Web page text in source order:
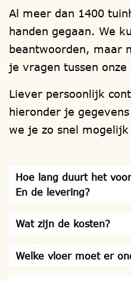
Al meer dan 1400
handen gegaan. We
beantwoorden, maar
je vragen tussen
Liever persoonlijk
hieronder je
we je zo snel
Hoe lang duurt het
En de levering?
Wat zijn de kosten?
Welke vloer moet er